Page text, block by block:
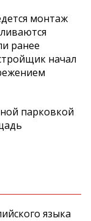
монтаж
ранее
начал
парковкой
языка